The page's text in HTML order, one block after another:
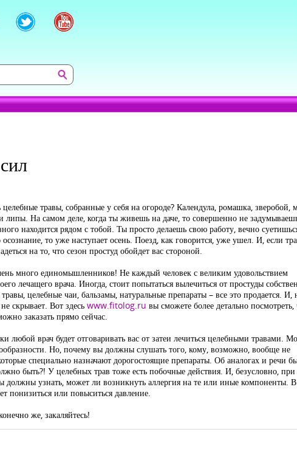
травы, собранные у себя на огороде? Календула, ромашка, зверобой,
липы. На самом деле, когда ты живешь на даче, то совершенно не
находится рядом с тобой. Ты просто делаешь свою работу, вечно
осознание, то уже наступает осень. Поезд, как говорится, уже ушел. И, если
на то, что сезон простуд обойдет вас стороной.
много единомышленников! Не каждый человек с великим удовольствием
лечащего врача. Иногда, стоит попытаться вылечиться от простуды
целебные чаи, бальзамы, натуральные препараты – все это продается. И,
скрывает. Вот здесь www.fitolog.ru вы сможете более детально посмотреть,
заказать прямо сейчас.
любой врач будет отговаривать вас от затеи лечиться целебными травами.
Но, почему вы должны слушать того, кому, возможно, вообще не
специально назначают дорогостоящие препараты. Об аналогах и речи
быть?! У целебных трав тоже есть побочные действия. И, безусловно, при
должны узнать, может ли возникнуть аллергия на те или иные компоненты.
понизиться или повыситься давление.
же, закаляйтесь!